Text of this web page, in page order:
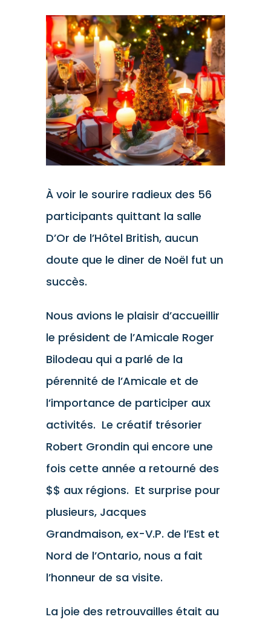
Voir
l'image
agrandie
À voir le sourire radieux des 56
participants quittant la salle
D’Or de l’Hôtel British, aucun
doute que le diner de Noël fut un
succès.
Nous avions le plaisir d’accueillir
le président de l’Amicale Roger
Bilodeau qui a parlé de la
pérennité de l’Amicale et de
l’importance de participer aux
activités. Le créatif trésorier
Robert Grondin qui encore une
fois cette année a retourné des
$$ aux régions. Et surprise pour
plusieurs, Jacques
Grandmaison, ex-V.P. de l’Est et
Nord de l’Ontario, nous a fait
l’honneur de sa visite.
La joie des retrouvailles était au